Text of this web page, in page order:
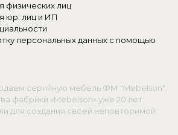
физических лиц
юр. лиц и ИП
персональных данных с помощью
серийную мебель ФМ "Mebelson".
фабрики «Mebelson» уже 20 лет
для создания своей неповторимой